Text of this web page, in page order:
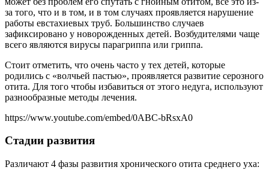
за того, что и в том, и в том случаях проявляется нарушение
работы евстахиевых труб. Большинство случаев
зафиксировано у новорожденных детей. Возбудителями чаще
всего являются вирусы парагриппа или гриппа.
Стоит отметить, что очень часто у тех детей, которые
родились с «волчьей пастью», проявляется развитие серозного
отита. Для того чтобы избавиться от этого недуга, используют
разнообразные методы лечения.
https://www.youtube.com/embed/0ABC-bRsxA0
Стадии развития
Различают 4 фазы развития хронического отита среднего уха: